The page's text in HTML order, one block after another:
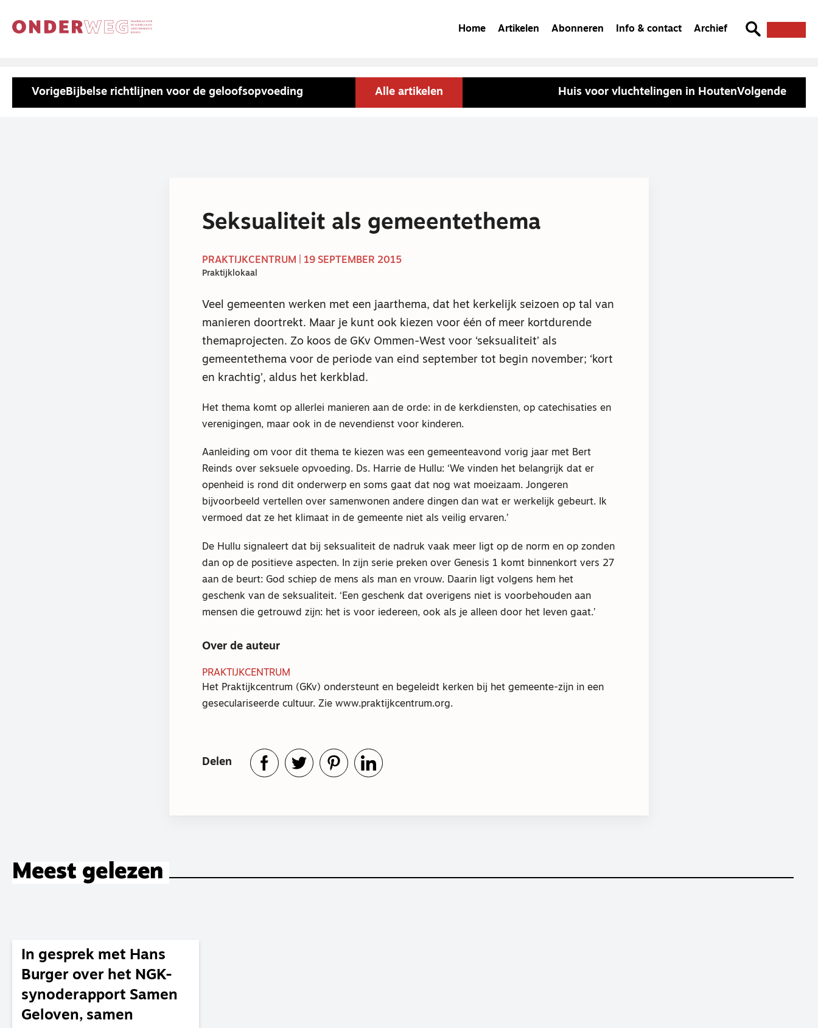
Home Artikelen Abonneren Info & contact Archief
VorigeBijbelse richtlijnen voor de geloofsopvoeding Alle artikelen Huis voor vluchtelingen in HoutenVolgende
Seksualiteit als gemeentethema
PRAKTIJKCENTRUM | 19 SEPTEMBER 2015
Praktijklokaal
Veel gemeenten werken met een jaarthema, dat het kerkelijk seizoen op tal van
manieren doortrekt. Maar je kunt ook kiezen voor één of meer kortdurende
themaprojecten. Zo koos de GKv Ommen-West voor ‘seksualiteit’ als
gemeentethema voor de periode van eind september tot begin november; ‘kort
en krachtig’, aldus het kerkblad.
Het thema komt op allerlei manieren aan de orde: in de kerkdiensten, op catechisaties en
verenigingen, maar ook in de nevendienst voor kinderen.
Aanleiding om voor dit thema te kiezen was een gemeenteavond vorig jaar met Bert
Reinds over seksuele opvoeding. Ds. Harrie de Hullu: ‘We vinden het belangrijk dat er
openheid is rond dit onderwerp en soms gaat dat nog wat moeizaam. Jongeren
bijvoorbeeld vertellen over samenwonen andere dingen dan wat er werkelijk gebeurt. Ik
vermoed dat ze het klimaat in de gemeente niet als veilig ervaren.’
De Hullu signaleert dat bij seksualiteit de nadruk vaak meer ligt op de norm en op zonden
dan op de positieve aspecten. In zijn serie preken over Genesis 1 komt binnenkort vers 27
aan de beurt: God schiep de mens als man en vrouw. Daarin ligt volgens hem het
geschenk van de seksualiteit. ‘Een geschenk dat overigens niet is voorbehouden aan
mensen die getrouwd zijn: het is voor iedereen, ook als je alleen door het leven gaat.’
Over de auteur
PRAKTIJKCENTRUM
Het Praktijkcentrum (GKv) ondersteunt en begeleidt kerken bij het gemeente-zijn in een
geseculariseerde cultuur. Zie www.praktijkcentrum.org.
Delen
Meest gelezen
In gesprek met Hans
Burger over het NGK-
synoderapport Samen
Geloven, samen